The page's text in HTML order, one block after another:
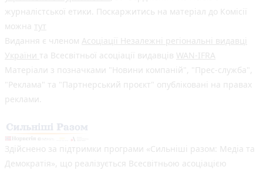
журналістської етики. Поскаржитись на матеріал до Комісії
можна тут
Видання є членом Асоціації Незалежні регіональні видавці
України та Всесвітньої асоціації видавців WAN-IFRA
Матеріали з позначками "Новини компаній", "Прес-служба",
"Реклама" та "Партнерський проєкт" опубліковані на правах
реклами.
Здійснено за підтримки програми «Сильніші разом: Медіа та
Демократія», що реалізується Всесвітньою асоціацією